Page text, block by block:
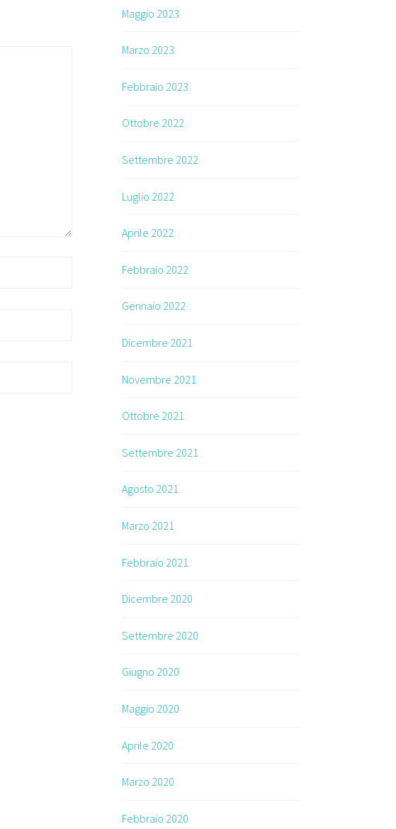
Maggio 2023
Marzo 2023
Febbraio 2023
Ottobre 2022
Settembre 2022
Luglio 2022
Aprile 2022
Febbraio 2022
Gennaio 2022
Dicembre 2021
Novembre 2021
Ottobre 2021
Settembre 2021
Agosto 2021
Marzo 2021
Febbraio 2021
Dicembre 2020
Settembre 2020
Giugno 2020
Maggio 2020
Aprile 2020
Marzo 2020
Febbraio 2020